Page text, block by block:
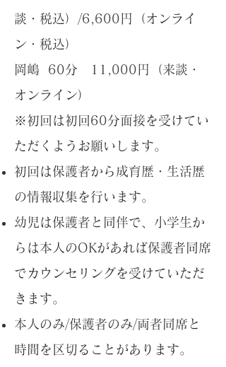
談・税込）/6,600円（オンライ
ン・税込）
岡嶋 60分 11,000円（来談・
オンライン）
※初回は初回60分面接を受けてい
ただくようお願いします。
初回は保護者から成育歴・生活歴
の情報収集を行います。
幼児は保護者と同伴で、小学生か
らは本人のOKがあれば保護者同席
でカウンセリングを受けていただ
きます。
本人のみ/保護者のみ/両者同席と
時間を区切ることがあります。